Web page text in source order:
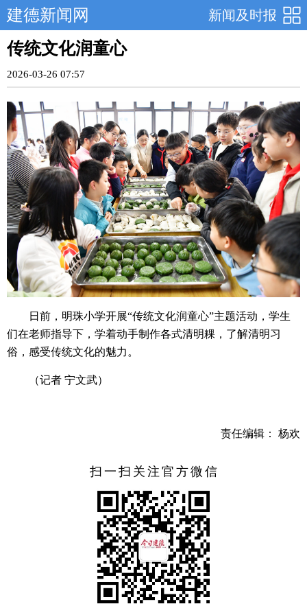
新闻及时报
建德新闻网
传统文化润童心
2026-03-26 07:57
日前，明珠小学开展“传统文化润童心”主题活动，学生
们在老师指导下，学着动手制作各式清明粿，了解清明习
俗，感受传统文化的魅力。
（记者 宁文武）
责任编辑： 杨欢
扫一扫关注官方微信